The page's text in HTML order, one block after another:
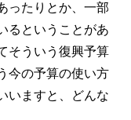
ったりとか、一部
るということがあ
そういう復興予算
今の予算の使い方
いますと、どんな